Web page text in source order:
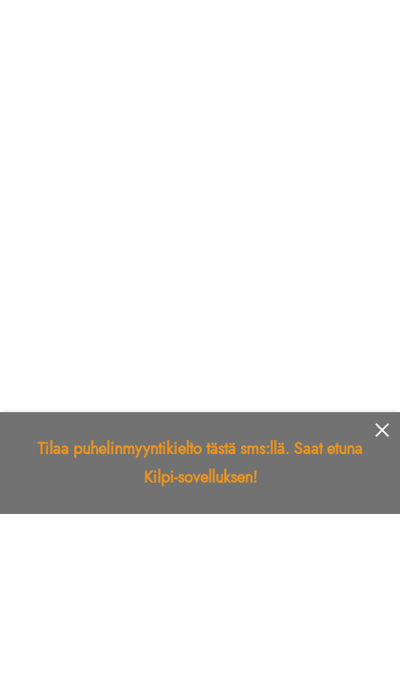
Tilaa puhelinmyyntikielto tästä sms:llä. Saat etuna
Kilpi-sovelluksen!